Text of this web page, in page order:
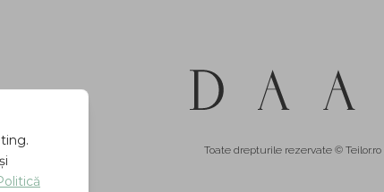
Toate drepturile rezervate © Teilor.ro